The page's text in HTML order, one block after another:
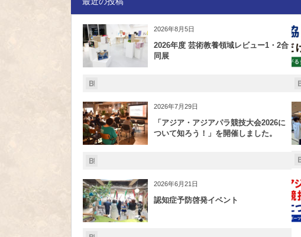
2026年8月5日
2026年度 芸術教養領域レビュー1・2合
同展
2026年7月29日
「アジア・アジアパラ競技大会2026に
ついて知ろう！」を開催しました。
2026年6月21日
認知症予防啓発イベント